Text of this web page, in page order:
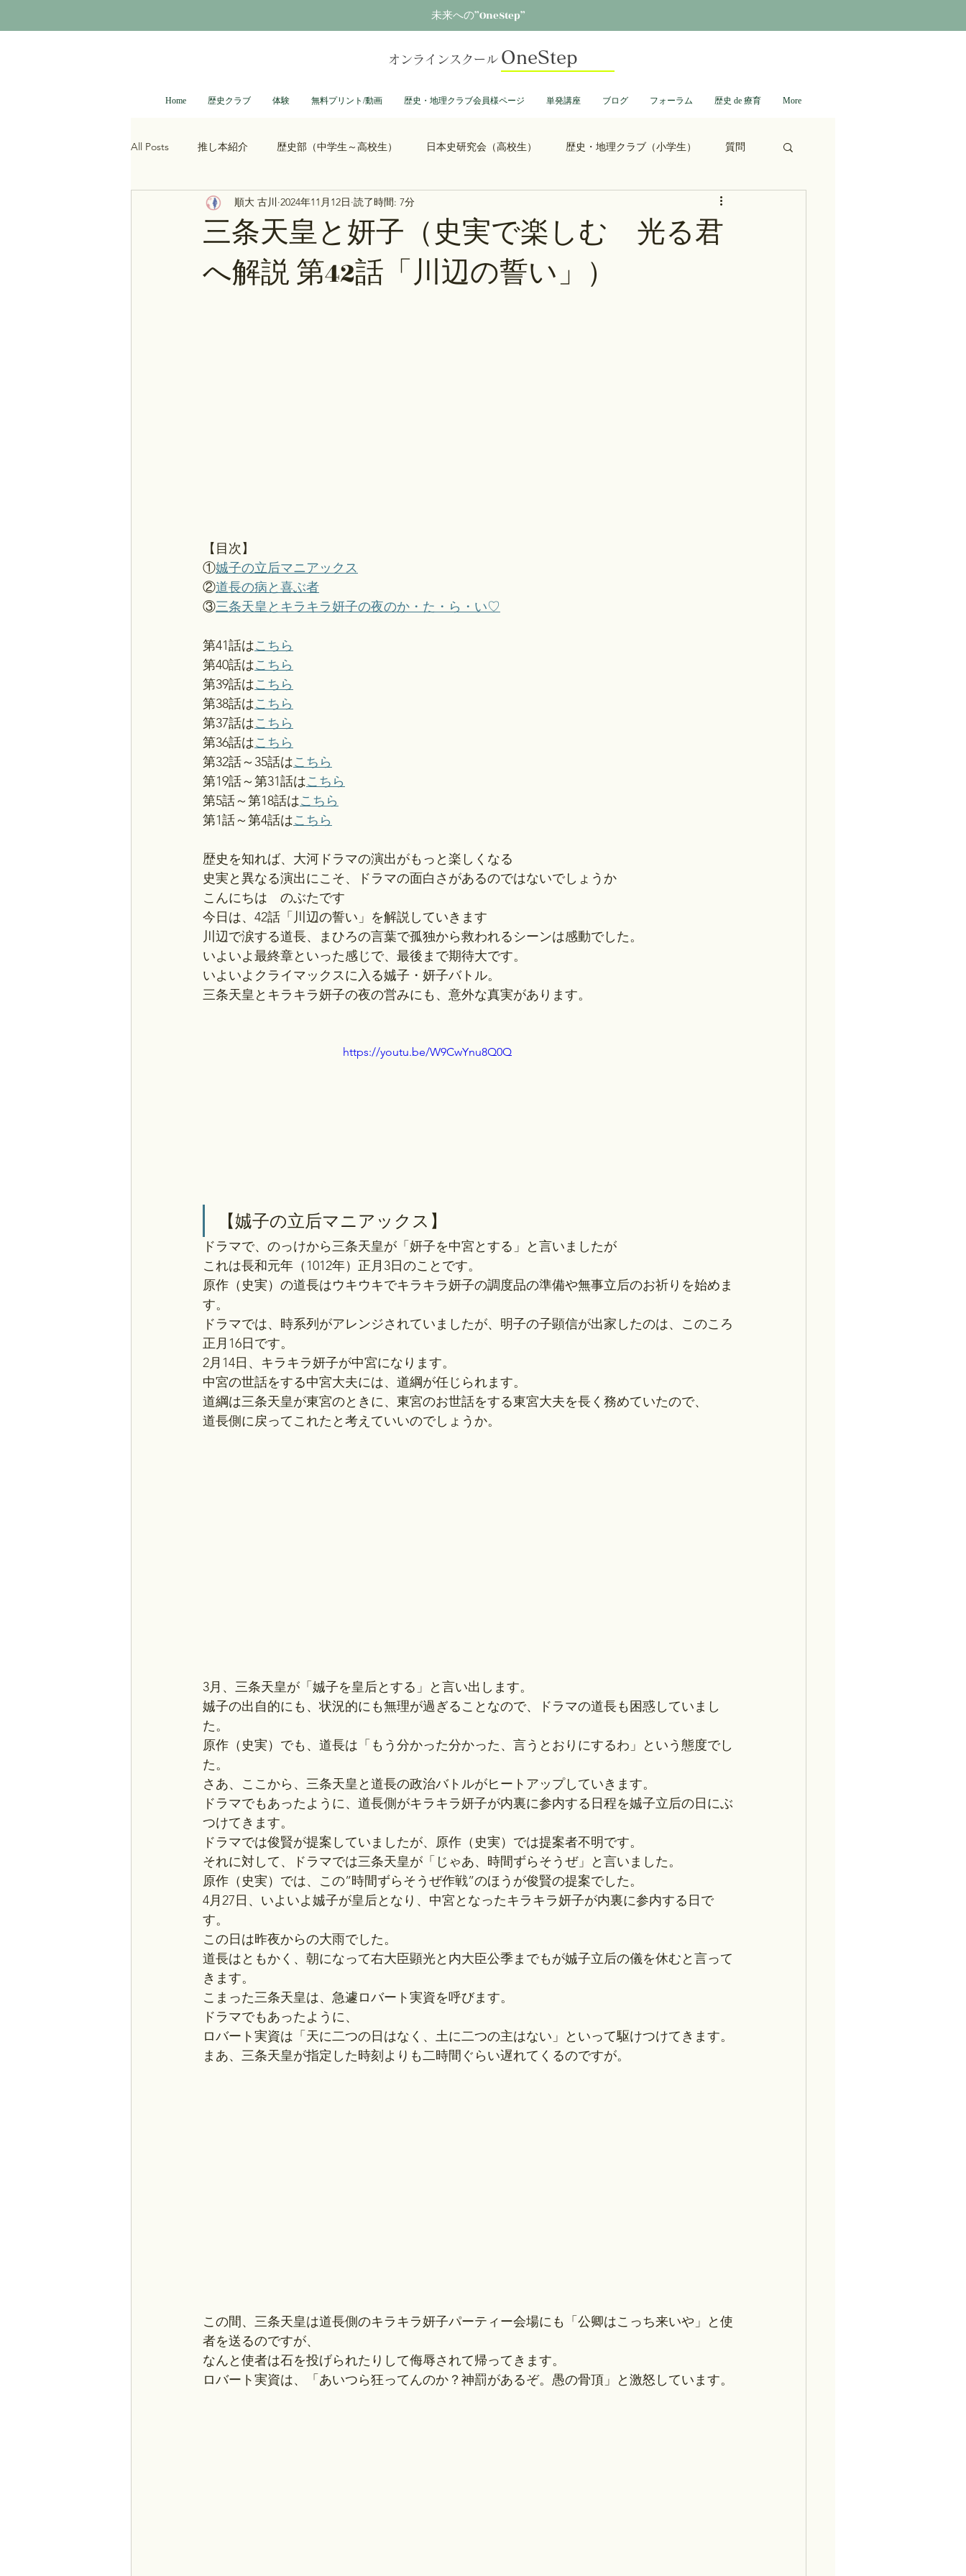
未来への”OneStep”
オンラインスクール OneStep
Home 歴史クラブ 体験 無料プリント/動画 歴史・地理クラブ会員様ページ 単発講座 ブログ フォーラム 歴史 de 療育 More
All Posts 推し本紹介 歴史部（中学生～高校生） 日本史研究会（高校生） 歴史・地理クラブ（小学生） 質問
大河ドラマ べらぼう 光る君へ 鎌倉殿の13人
青木裕司と中島浩二の世界史ch 総理大臣列伝 ショーグン列伝 鬼滅の刃 ONEPIECE
三条天皇と妍子（史実で楽しむ 光る君
へ解説 第42話「川辺の誓い」）
順大 古川 2024年11月12日 読了時間: 7分
【目次】
①娍子の立后マニアックス
②道長の病と喜ぶ者
③三条天皇とキラキラ妍子の夜のか・た・ら・い♡
第41話はこちら
第40話はこちら
第39話はこちら
第38話はこちら
第37話はこちら
第36話はこちら
第32話～35話はこちら
第19話～第31話はこちら
第5話～第18話はこちら
第1話～第4話はこちら
歴史を知れば、大河ドラマの演出がもっと楽しくなる
史実と異なる演出にこそ、ドラマの面白さがあるのではないでしょうか
こんにちは　のぶたです
今日は、42話「川辺の誓い」を解説していきます
川辺で涙する道長、まひろの言葉で孤独から救われるシーンは感動でした。
いよいよ最終章といった感じで、最後まで期待大です。
いよいよクライマックスに入る娍子・妍子バトル。
三条天皇とキラキラ妍子の夜の営みにも、意外な真実があります。
https://youtu.be/W9CwYnu8Q0Q
【娍子の立后マニアックス】
ドラマで、のっけから三条天皇が「妍子を中宮とする」と言いましたが
これは長和元年（1012年）正月3日のことです。
原作（史実）の道長はウキウキでキラキラ妍子の調度品の準備や無事立后のお祈りを始めま
す。
ドラマでは、時系列がアレンジされていましたが、明子の子顕信が出家したのは、このころ
正月16日です。
2月14日、キラキラ妍子が中宮になります。
中宮の世話をする中宮大夫には、道綱が任じられます。
道綱は三条天皇が東宮のときに、東宮のお世話をする東宮大夫を長く務めていたので、
道長側に戻ってこれたと考えていいのでしょうか。
3月、三条天皇が「娍子を皇后とする」と言い出します。
娍子の出自的にも、状況的にも無理が過ぎることなので、ドラマの道長も困惑していまし
た。
原作（史実）でも、道長は「もう分かった分かった、言うとおりにするわ」という態度でし
た。
さあ、ここから、三条天皇と道長の政治バトルがヒートアップしていきます。
ドラマでもあったように、道長側がキラキラ妍子が内裏に参内する日程を娍子立后の日にぶ
つけてきます。
ドラマでは俊賢が提案していましたが、原作（史実）では提案者不明です。
それに対して、ドラマでは三条天皇が「じゃあ、時間ずらそうぜ」と言いました。
原作（史実）では、この”時間ずらそうぜ作戦”のほうが俊賢の提案でした。
4月27日、いよいよ娍子が皇后となり、中宮となったキラキラ妍子が内裏に参内する日で
す。
この日は昨夜からの大雨でした。
道長はともかく、朝になって右大臣顕光と内大臣公季までもが娍子立后の儀を休むと言って
きます。
こまった三条天皇は、急遽ロバート実資を呼びます。
ドラマでもあったように、
ロバート実資は「天に二つの日はなく、土に二つの主はない」といって駆けつけてきます。
まあ、三条天皇が指定した時刻よりも二時間ぐらい遅れてくるのですが。
この間、三条天皇は道長側のキラキラ妍子パーティー会場にも「公卿はこっち来いや」と使
者を送るのですが、
なんと使者は石を投げられたりして侮辱されて帰ってきます。
ロバート実資は、「あいつら狂ってんのか？神罰があるぞ。愚の骨頂」と激怒しています。